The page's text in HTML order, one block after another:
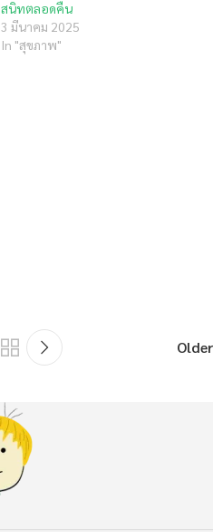
สนิทตลอดคืน
3 มีนาคม 2025
In "สุขภาพ"
Older